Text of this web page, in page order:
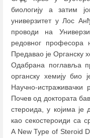
биологију а затим
универзитет у Лос
проводи на
редовног
Предавао је Органску
Одабрана поглавља
органску хемију
Научно-истраживачки
Почев од доктората
стероида, у којима је
као секостероиди са
A New Type of Steroid